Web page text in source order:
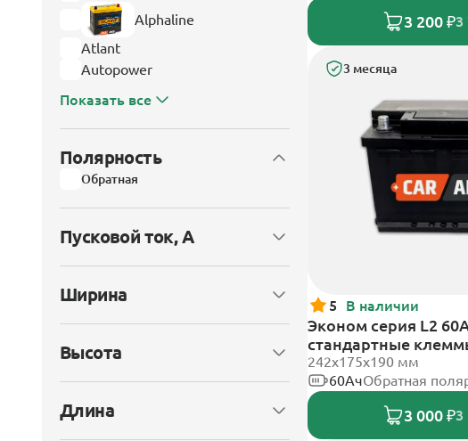
Alphaline
Atlant
Autopower
Показать все
Полярность
Обратная
Пусковой ток, А
Ширина
Высота
Длина
3 200 ₽3
3 месяца
5 В наличии
Эконом серия L2
стандартные
242х175х190 мм
60АчОбратная
3 000 ₽3